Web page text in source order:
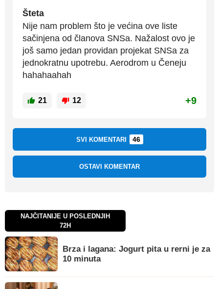
Šteta
Nije nam problem što je većina ove liste
sačinjena od članova SNSa. Nažalost ovo je
još samo jedan providan projekat SNSa za
jednokratnu upotrebu. Aerodrom u Čeneju
hahahaahah
21 12 +9
SVI KOMENTARI 46
OSTAVI KOMENTAR
NAJČITANIJE U POSLEDNJIH
72H
Brza i lagana: Jogurt pita u rerni je za
10 minuta